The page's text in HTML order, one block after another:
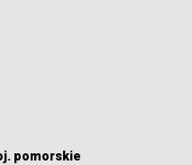
pomorskie